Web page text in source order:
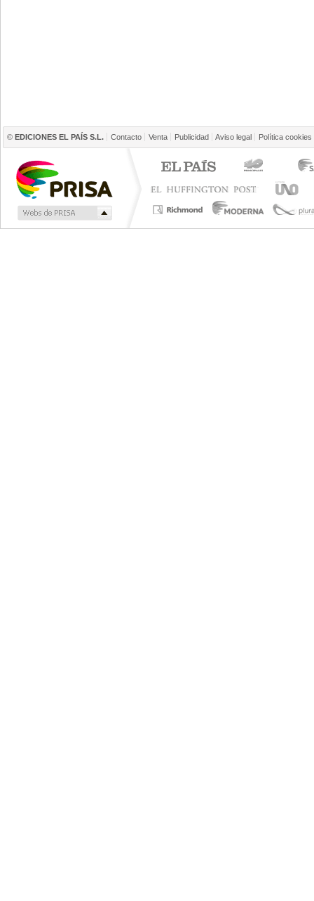
© EDICIONES EL PAÍS S.L. Contacto Venta Publicidad Aviso legal Política cookies